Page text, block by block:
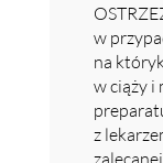
w
na
w ciąży i
z